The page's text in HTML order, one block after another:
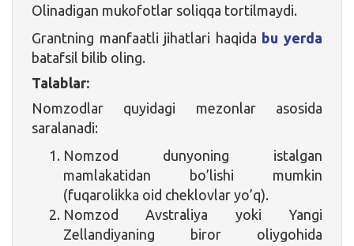
Olinadigan mukofotlar soliqqa tortilmaydi.
Grantning manfaatli jihatlari haqida bu yerda
batafsil bilib oling.
Talablar:
Nomzodlar quyidagi mezonlar asosida
saralanadi:
Nomzod dunyoning istalgan
mamlakatidan bo’lishi mumkin
(fuqarolikka oid cheklovlar yo’q).
Nomzod Avstraliya yoki Yangi
Zellandiyaning biror oliygohida